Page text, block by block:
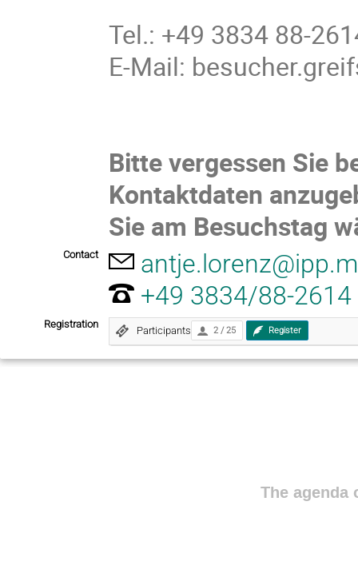
Tel.: +49 3834 88-
E-Mail:
Bitte vergessen Sie
Kontaktdaten
Sie am Besuchstag
Contact
+49 3834/88-2614
Registration
Participants 2 / 25 Register
The